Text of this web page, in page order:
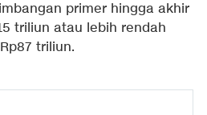
primer hingga akhir
triliun atau lebih rendah
triliun.